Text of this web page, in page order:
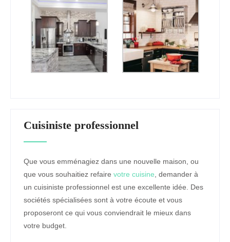
Cuisiniste professionnel
Que vous emménagiez dans une nouvelle maison, ou
que vous souhaitiez refaire votre cuisine, demander à
un cuisiniste professionnel est une excellente idée. Des
sociétés spécialisées sont à votre écoute et vous
proposeront ce qui vous conviendrait le mieux dans
votre budget.